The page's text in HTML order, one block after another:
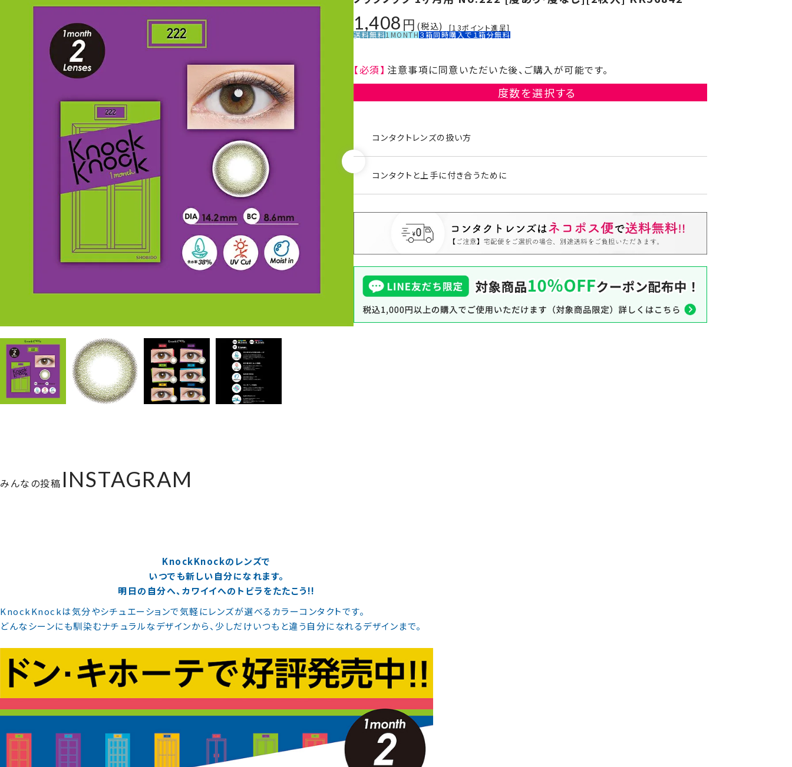
1,408 税込 [13ポイント進呈]
送料無料1MONTH３箱同時購入で１箱分無料
【必須】 注意事項に同意いただいた後、ご購入が可能です。
度数を選択する
コンタクトレンズの扱い方
コンタクトと上手に付き合うために
みんなの投稿 INSTAGRAM
KnockKnockのレンズで
いつでも新しい自分になれます。
明日の自分へ、カワイイへのトビラをたたこう!!
KnockKnockは気分やシチュエーションで気軽にレンズが選べるカラーコンタクトです。
どんなシーンにも馴染むナチュラルなデザインから、少しだけいつもと違う自分になれるデザインまで。